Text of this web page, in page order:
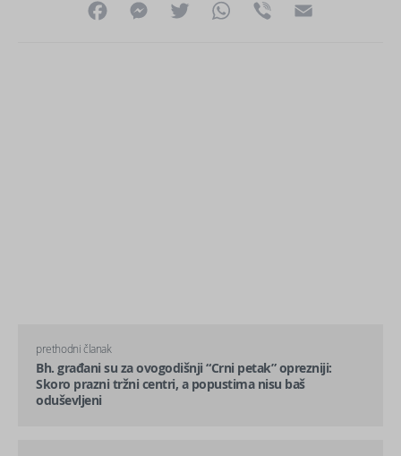
FacebookMessenger
Twitter WhatsApp
Viber
prethodni članak
Bh. građani su za ovogodišnji “Crni petak” oprezniji:
Skoro prazni tržni centri, a popustima nisu baš
oduševljeni